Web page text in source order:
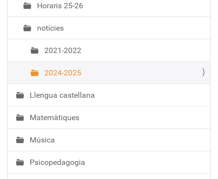
Horaris 25-26
noticies
2021-2022
2024-2025
Llengua castellana
Matemàtiques
Música
Psicopedagogia